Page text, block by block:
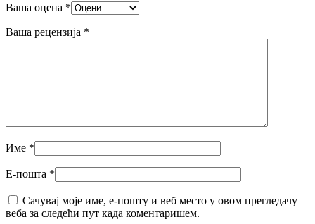
Ваша оцена *
Ваша рецензија *
Име *
Е-пошта *
Сачувај моје име, е-пошту и веб место у овом прегледачу
веба за следећи пут када коментаришем.